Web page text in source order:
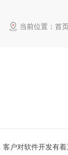
当前位置： 首
户对软件开发有着